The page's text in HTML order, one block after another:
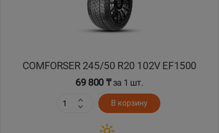
COMFORSER 245/50 R20 102V EF1500
69 800 ₸за 1 шт.
В корзину